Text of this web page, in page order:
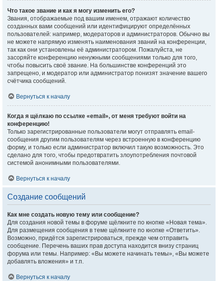
Что такое звание и как я могу изменить его?
Звания, отображаемые под вашим именем, отражают количество
созданных вами сообщений или идентифицируют определённых
пользователей: например, модераторов и администраторов. Обычно вы
не можете напрямую изменять наименования званий на конференции,
так как они установлены её администратором. Пожалуйста, не
засоряйте конференцию ненужными сообщениями только для того,
чтобы повысить своё звание. На большинстве конференций это
запрещено, и модератор или администратор понизят значение вашего
счётчика сообщений.
Вернуться к началу
Когда я щёлкаю по ссылке «email», от меня требуют войти на
конференцию!
Только зарегистрированные пользователи могут отправлять email-
сообщения другим пользователям через встроенную в конференцию
форму, и только если администратор включил такую возможность. Это
сделано для того, чтобы предотвратить злоупотребления почтовой
системой анонимными пользователями.
Вернуться к началу
Создание сообщений
Как мне создать новую тему или сообщение?
Для создания новой темы в форуме щёлкните по кнопке «Новая тема».
Для размещения сообщения в теме щёлкните по кнопке «Ответить».
Возможно, придётся зарегистрироваться, прежде чем отправить
сообщение. Перечень ваших прав доступа находится внизу страниц
форума или темы. Например: «Вы можете начинать темы», «Вы можете
добавлять вложения» и т.п.
Вернуться к началу